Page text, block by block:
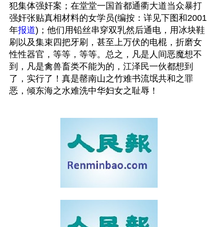
犯集体强奸案；在堂堂一国首都通衢大道当众暴打
强奸张贴真相材料的女学员(编按：详见下图和2001
年报道)；他们用铅丝串穿双乳然后通电，用冰块鞋
刷以及集束四把牙刷，甚至上万伏的电棍，折磨女
性性器官，等等，等等。总之，凡是人间恶魔想不
到，凡是禽兽畜类不能为的，江泽民一伙都想到
了，实行了！真是罄南山之竹难书流氓共和之罪
恶，倾东海之水难洗中华妇女之耻辱！